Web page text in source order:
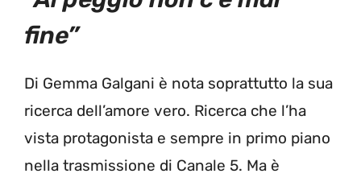
fine”
Di Gemma Galgani è nota soprattutto la sua
ricerca dell’amore vero. Ricerca che l’ha
vista protagonista e sempre in primo piano
nella trasmissione di Canale 5. Ma è